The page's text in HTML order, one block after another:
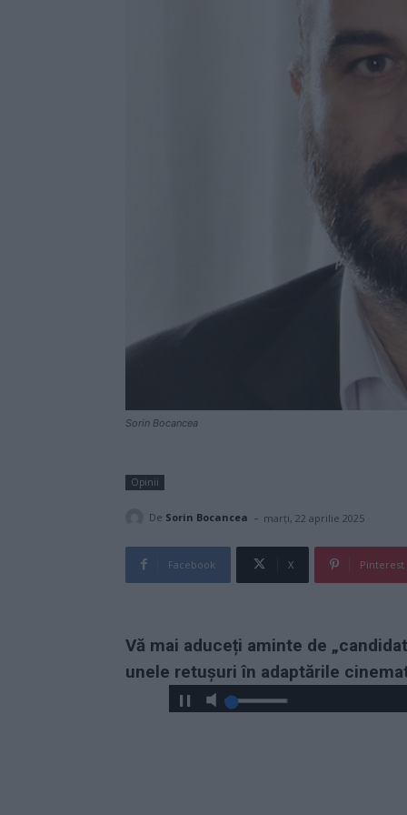
Sorin Bocancea
Opinii
De Sorin Bocancea - marți, 22 aprilie 2025
Facebook X Pinterest
Vă mai aduceți aminte de
unele retușuri în adaptările